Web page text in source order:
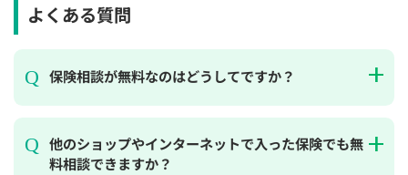
よくある質問
保険相談が無料なのはどうしてですか？
他のショップやインターネットで入った保険でも無
料相談できますか？